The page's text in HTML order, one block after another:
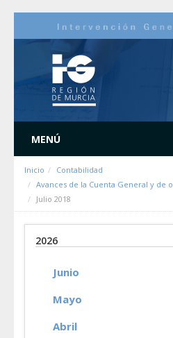
MENÚ
Inicio
Contabilidad
Avances de la Cuenta General y de
Julio 2018
2026
Junio
Mayo
Abril